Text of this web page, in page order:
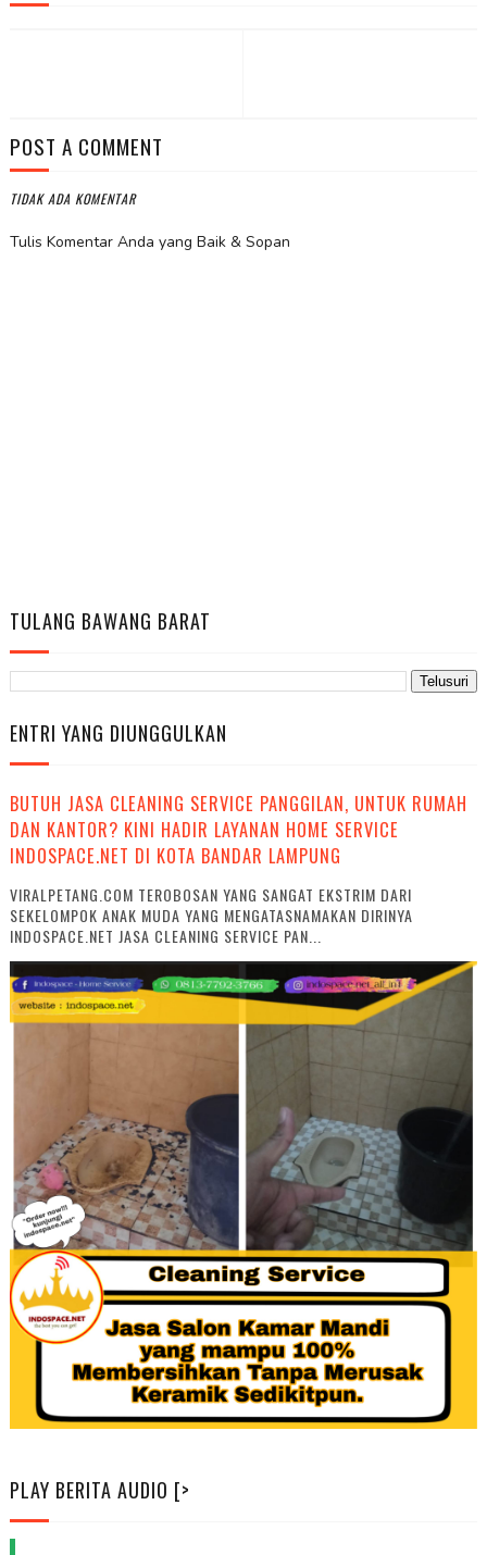
POST A COMMENT
TIDAK ADA KOMENTAR
Tulis Komentar Anda yang Baik & Sopan
TULANG BAWANG BARAT
ENTRI YANG DIUNGGULKAN
BUTUH JASA CLEANING SERVICE PANGGILAN, UNTUK RUMAH
DAN KANTOR? KINI HADIR LAYANAN HOME SERVICE
INDOSPACE.NET DI KOTA BANDAR LAMPUNG
VIRALPETANG.COM TEROBOSAN YANG SANGAT EKSTRIM DARI
SEKELOMPOK ANAK MUDA YANG MENGATASNAMAKAN DIRINYA
INDOSPACE.NET JASA CLEANING SERVICE PAN...
PLAY BERITA AUDIO [>